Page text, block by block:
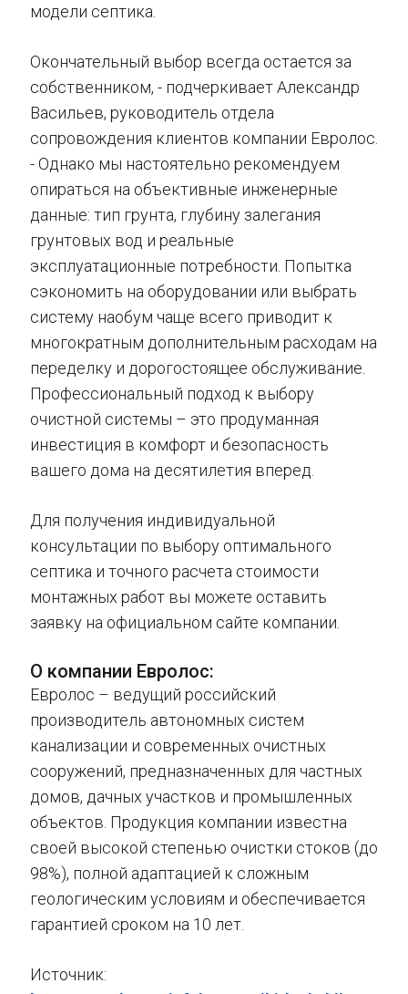
модели септика.
Окончательный выбор всегда остается за
собственником, - подчеркивает Александр
Васильев, руководитель отдела
сопровождения клиентов компании Евролос.
- Однако мы настоятельно рекомендуем
опираться на объективные инженерные
данные: тип грунта, глубину залегания
грунтовых вод и реальные
эксплуатационные потребности. Попытка
сэкономить на оборудовании или выбрать
систему наобум чаще всего приводит к
многократным дополнительным расходам на
переделку и дорогостоящее обслуживание.
Профессиональный подход к выбору
очистной системы – это продуманная
инвестиция в комфорт и безопасность
вашего дома на десятилетия вперед.
Для получения индивидуальной
консультации по выбору оптимального
септика и точного расчета стоимости
монтажных работ вы можете оставить
заявку на официальном сайте компании.
О компании Евролос:
Евролос – ведущий российский
производитель автономных систем
канализации и современных очистных
сооружений, предназначенных для частных
домов, дачных участков и промышленных
объектов. Продукция компании известна
своей высокой степенью очистки стоков (до
98%), полной адаптацией к сложным
геологическим условиям и обеспечивается
гарантией сроком на 10 лет.
Источник: